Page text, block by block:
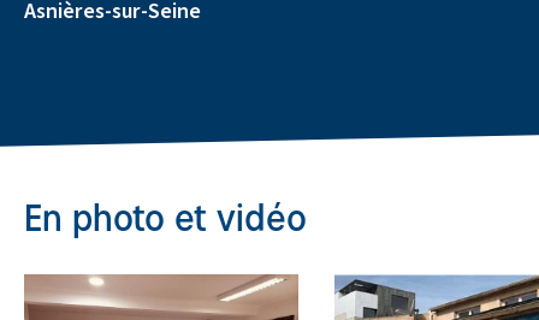
Asnières-sur-Seine
En photo et vidéo